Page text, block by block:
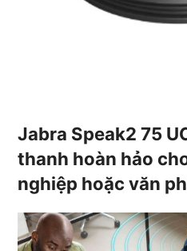
Jabra Speak2 75
thanh hoàn hảo
nghiệp hoặc văn